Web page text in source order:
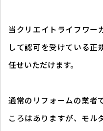
当クリエイトライフワー
して認可を受けている正
任せいただけます。
通常のリフォームの業者
ころはありますが、モル